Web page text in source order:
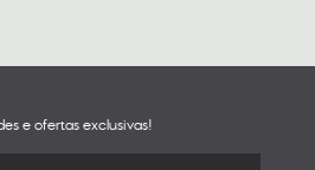
e ofertas exclusivas!